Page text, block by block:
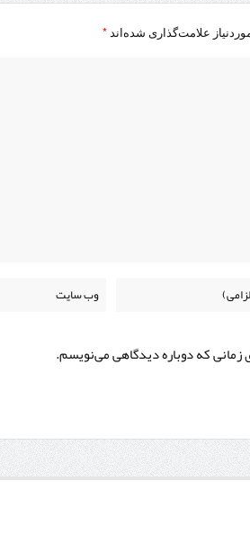
علامت‌گذاری شده‌اند*
زمانی که دوباره دیدگاهی می‌نویسم.